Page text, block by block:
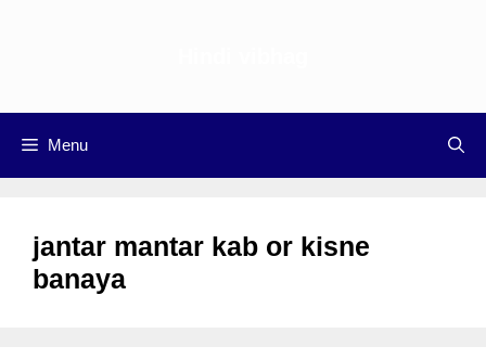
Menu
jantar mantar kab or kisne
banaya